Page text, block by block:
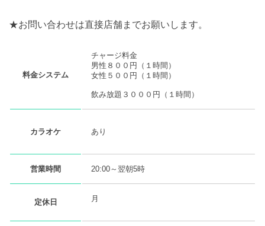
★お問い合わせは直接店舗までお願いします。
料金システム
チャージ料金
男性８００円（１時間）
女性５００円（１時間）
飲み放題３０００円（１時間）
カラオケ あり
営業時間 20:00～翌朝5時
定休日 月